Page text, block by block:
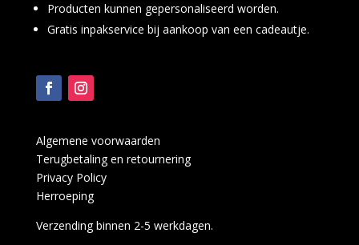
Producten kunnen gepersonaliseerd worden.
Gratis inpakservice bij aankoop van een cadeautje.
Algemene voorwaarden
Terugbetaling en retournering
Privacy Policy
Herroeping
Verzending binnen 2-5 werkdagen.